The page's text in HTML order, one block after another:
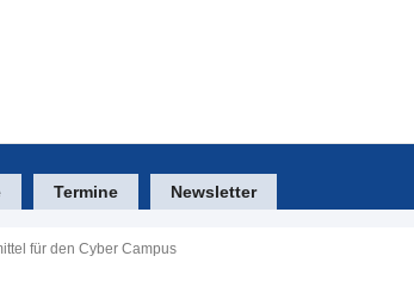
Termine Newsletter
für den Cyber Campus